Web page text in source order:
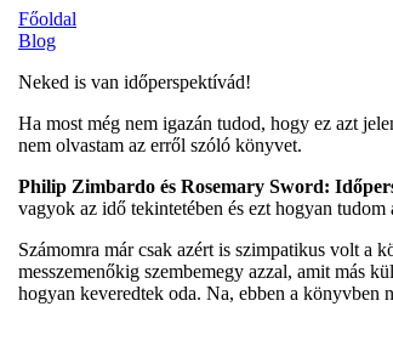
Főoldal
Blog
Neked is van időperspektívád!
Ha most még nem igazán tudod, hogy ez azt
nem olvastam az erről szóló könyvet.
Philip Zimbardo és Rosemary Sword:
vagyok az idő tekintetében és ezt hogyan
Számomra már csak azért is szimpatikus volt a
messzemenőkig szembemegy azzal, amit más
hogyan keveredtek oda. Na, ebben a könyvben